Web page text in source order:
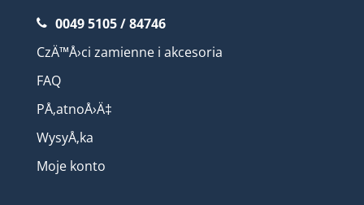
0049 5105 / 84746
CzÄ™Å›ci zamienne i akcesoria
FAQ
PÅ‚atnoÅ›Ä‡
WysyÅ‚ka
Moje konto